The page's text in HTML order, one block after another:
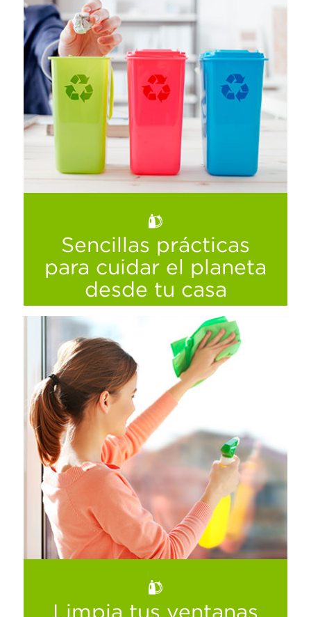
Sencillas prácticas
para cuidar el planeta
desde tu casa
Contribuye a combatir el cambio climático
que cada vez es más notable,
Ver más
Limpia tus ventanas